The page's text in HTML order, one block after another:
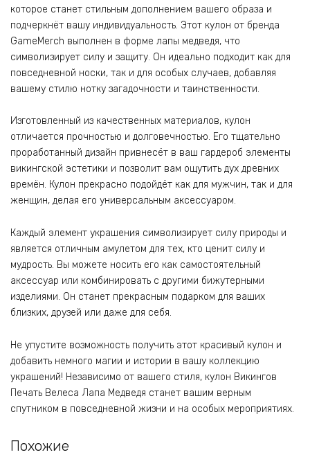
которое станет стильным дополнением вашего образа и
подчеркнёт вашу индивидуальность. Этот кулон от бренда
GameMerch выполнен в форме лапы медведя, что
символизирует силу и защиту. Он идеально подходит как для
повседневной носки, так и для особых случаев, добавляя
вашему стилю нотку загадочности и таинственности.
Изготовленный из качественных материалов, кулон
отличается прочностью и долговечностью. Его тщательно
проработанный дизайн привнесёт в ваш гардероб элементы
викингской эстетики и позволит вам ощутить дух древних
времён. Кулон прекрасно подойдёт как для мужчин, так и для
женщин, делая его универсальным аксессуаром.
Каждый элемент украшения символизирует силу природы и
является отличным амулетом для тех, кто ценит силу и
мудрость. Вы можете носить его как самостоятельный
аксессуар или комбинировать с другими бижутерными
изделиями. Он станет прекрасным подарком для ваших
близких, друзей или даже для себя.
Не упустите возможность получить этот красивый кулон и
добавить немного магии и истории в вашу коллекцию
украшений! Независимо от вашего стиля, кулон Викингов
Печать Велеса Лапа Медведя станет вашим верным
спутником в повседневной жизни и на особых мероприятиях.
Похожие